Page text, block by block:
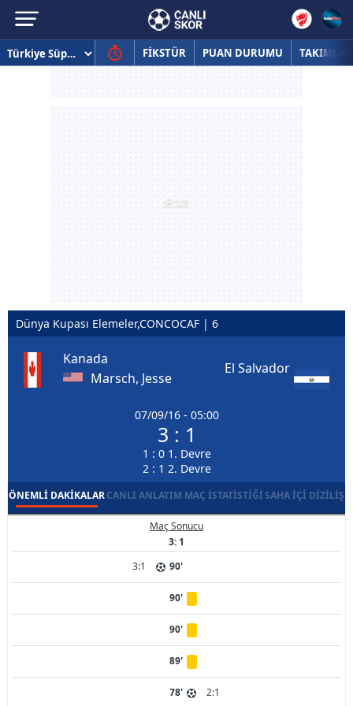
FİKSTÜR PUAN DURUMU TAKIMLAR
Dünya Kupası Elemeler,CONCOCAF | 6
Kanada
Marsch, Jesse
07/09/16 - 05:00
3 : 1
1 : 0 1. Devre
2 : 1 2. Devre
El Salvador
ÖNEMLI DAKIKALARCANLI ANLATIM MAÇ İSTATISTIĞISAHA İÇI DIZILIŞ
Maç Sonucu
3: 1
3:1
90'
90'
90'
89'
78' 2:1